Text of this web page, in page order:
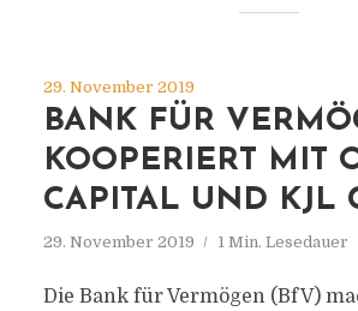
29. November 2019
BANK FÜR
KOOPERIERT MIT
CAPITAL UND KJL
29. November 2019 1 Min. Lesedauer
Die Bank für Vermögen (BfV)